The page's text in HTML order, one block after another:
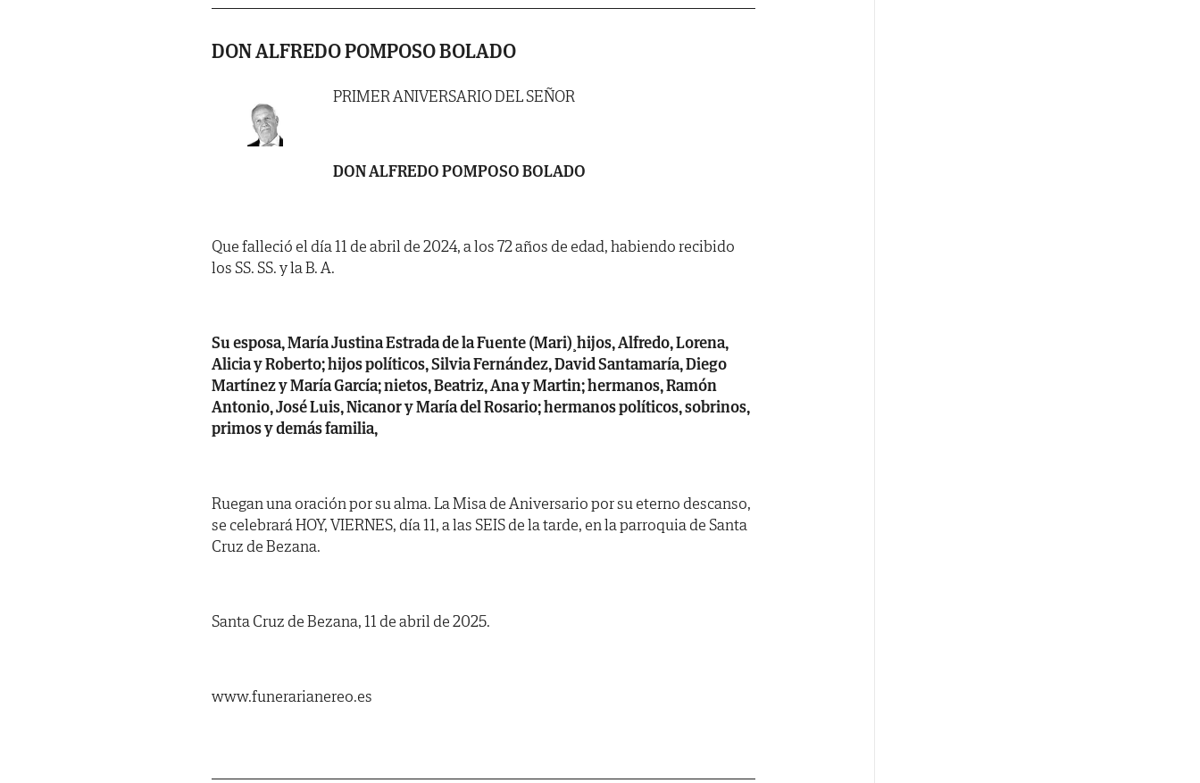
DON ALFREDO POMPOSO BOLADO
PRIMER ANIVERSARIO DEL SEÑOR
DON ALFREDO POMPOSO BOLADO
Que falleció el día 11 de abril de 2024, a los 72 años de edad, habiendo recibido
los SS. SS. y la B. A.
Su esposa, María Justina Estrada de la Fuente (Mari)¸hijos, Alfredo, Lorena,
Alicia y Roberto; hijos políticos, Silvia Fernández, David Santamaría, Diego
Martínez y María García; nietos, Beatriz, Ana y Martin; hermanos, Ramón
Antonio, José Luis, Nicanor y María del Rosario; hermanos políticos, sobrinos,
primos y demás familia,
Ruegan una oración por su alma. La Misa de Aniversario por su eterno descanso,
se celebrará HOY, VIERNES, día 11, a las SEIS de la tarde, en la parroquia de Santa
Cruz de Bezana.
Santa Cruz de Bezana, 11 de abril de 2025.
www.funerarianereo.es